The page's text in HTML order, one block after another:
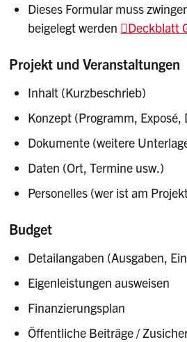
Dieses Formular muss
beigelegt werden
Deckblatt
Projekt und Veranstaltungen
Inhalt (Kurzbeschrieb)
Konzept (Programm, Exposé,
Dokumente (weitere
Daten (Ort, Termine usw.)
Personelles (wer ist am
Budget
Detailangaben (Ausgaben,
Eigenleistungen ausweisen
Finanzierungsplan
Öffentliche Beiträge /